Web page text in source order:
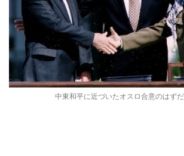
中東和平に近づいたオスロ合意のはず